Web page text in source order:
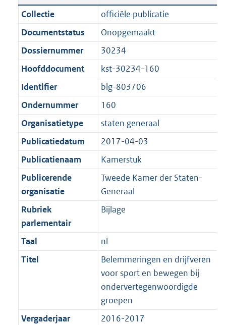
c
t
i
e
n
f
o
r
m
a
a
t
t
:
9
2
6
K
b
n
d
s
r
o
o
t
e
:
1
K
b
a
n
d
g
r
o
t
t
e
:
1
K
b
Collectie
officiële publicatie
Documentstatus
Onopgemaakt
Dossiernummer
30234
Hoofddocument
kst-30234-160
Identifier
blg-803706
Ondernummer
160
Organisatietype
staten generaal
Publicatiedatum
2017-04-03
Publicatienaam
Kamerstuk
Publicerende
organisatie
Tweede Kamer der Staten-
Generaal
Rubriek
parlementair
Bijlage
Taal
nl
Titel
Belemmeringen en drijfveren
voor sport en bewegen bij
ondervertegenwoordigde
groepen
Vergaderjaar
2016-2017